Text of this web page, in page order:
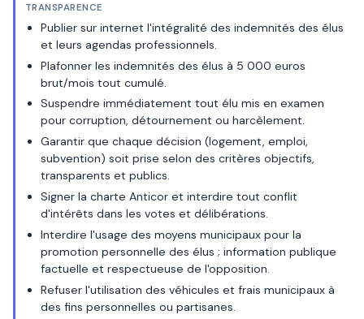
TRANSPARENCE
Publier sur internet l'intégralité des indemnités des élus
et leurs agendas professionnels.
Plafonner les indemnités des élus à 5 000 euros
brut/mois tout cumulé.
Suspendre immédiatement tout élu mis en examen
pour corruption, détournement ou harcèlement.
Garantir que chaque décision (logement, emploi,
subvention) soit prise selon des critères objectifs,
transparents et publics.
Signer la charte Anticor et interdire tout conflit
d'intérêts dans les votes et délibérations.
Interdire l'usage des moyens municipaux pour la
promotion personnelle des élus ; information publique
factuelle et respectueuse de l'opposition.
Refuser l'utilisation des véhicules et frais municipaux à
des fins personnelles ou partisanes.